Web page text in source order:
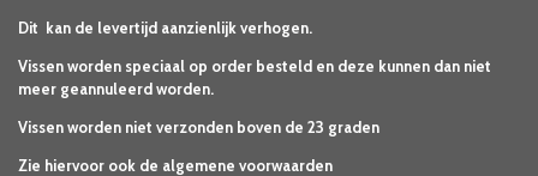
Dit kan de levertijd aanzienlijk verhogen.
Vissen worden speciaal op order besteld en deze kunnen dan niet
meer geannuleerd worden.
Vissen worden niet verzonden boven de 23 graden
Zie hiervoor ook de algemene voorwaarden